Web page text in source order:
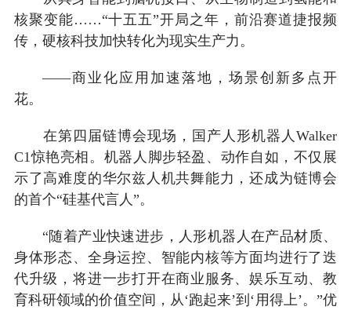
核聚变能……“十五五”开局之年，前沿赛道捷报频
传，硬核科技加快转化为现实生产力。
——商业化应用加速落地，场景创新多点开
花。
在第四届链博会现场，国产人形机器人Walker
C1惊艳亮相。机器人脚步轻盈、动作自如，不仅展
示了高难度的华尔兹人机共舞能力，还成为链博会
的首个“硅基代言人”。
“随着产业快速进步，人形机器人在产品材质、
身体形态、全身运控、智能内核等方面均进行了迭
代升级，将进一步打开在商业服务、娱乐互动、教
育科研领域的价值空间，从‘跑起来’到‘用得上’。”优